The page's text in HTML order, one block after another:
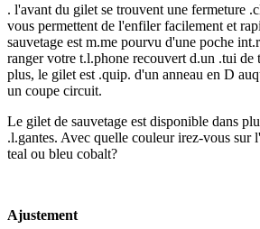
. l'avant du gilet se trouvent une fermeture
vous permettent de l'enfiler facilement et
sauvetage est m.me pourvu d'une poche
ranger votre t.l.phone recouvert d.un .tui de
plus, le gilet est .quip. d'un anneau en D
un coupe circuit.
Le gilet de sauvetage est disponible dans
.l.gantes. Avec quelle couleur irez-vous sur
teal ou bleu cobalt?
Ajustement